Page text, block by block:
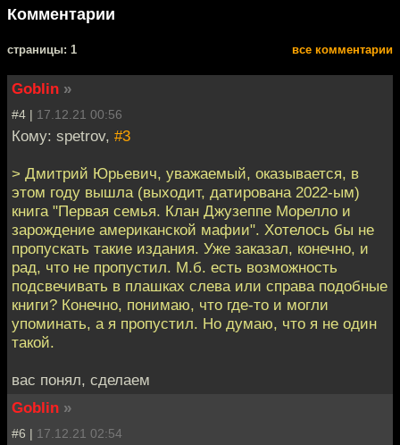
Комментарии
cтраницы: 1 все комментарии
Goblin »
#4 | 17.12.21 00:56
Кому: spetrov, #3
> Дмитрий Юрьевич, уважаемый, оказывается, в
этом году вышла (выходит, датирована 2022-ым)
книга "Первая семья. Клан Джузеппе Морелло и
зарождение американской мафии". Хотелось бы не
пропускать такие издания. Уже заказал, конечно, и
рад, что не пропустил. М.б. есть возможность
подсвечивать в плашках слева или справа подобные
книги? Конечно, понимаю, что где-то и могли
упоминать, а я пропустил. Но думаю, что я не один
такой.
вас понял, сделаем
Goblin »
#6 | 17.12.21 02:54